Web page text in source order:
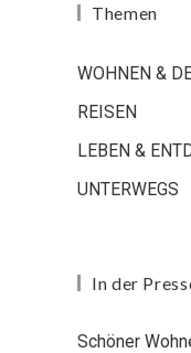
Themen
WOHNEN &
REISEN
LEBEN &
UNTERWEGS
In der
Schöner